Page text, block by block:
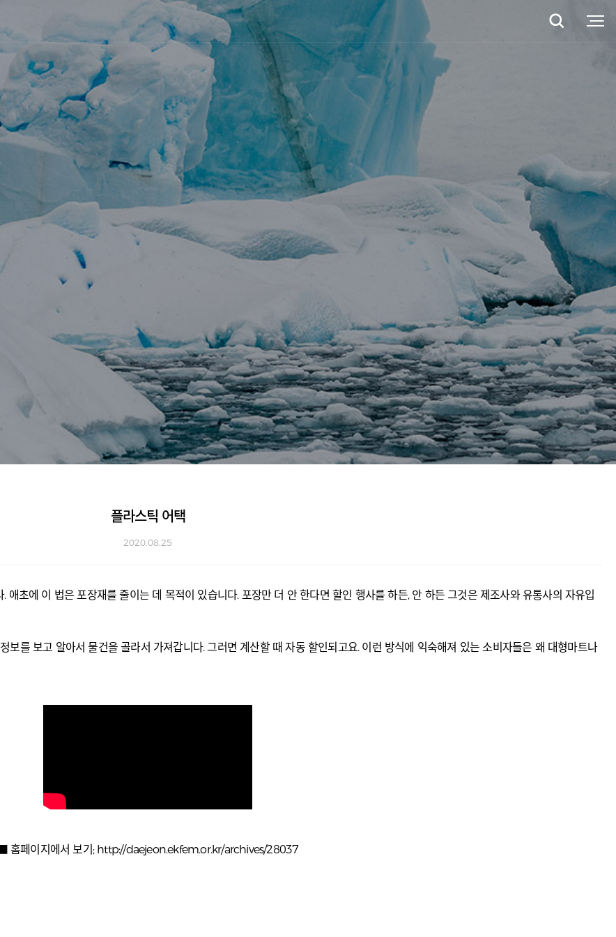
플라스틱 어택
2020.08.25
초에 이 법은 포장재를 줄이는 데 목적이 있습니다. 포장만 더 안 한다면 할인 행사를 하든, 안 하든 그것은 제조사와 유통사의 자유입
를 보고 알아서 물건을 골라서 가져갑니다. 그러면 계산할 때 자동 할인되고요. 이런 방식에 익숙해져 있는 소비자들은 왜 대형마트나
■ 홈페이지에서 보기; http://daejeon.ekfem.or.kr/archives/28037